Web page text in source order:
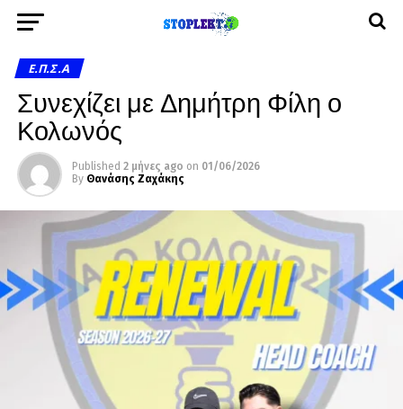
Ε.Π.Σ.Α
Συνεχίζει με Δημήτρη Φίλη ο
Κολωνός
Published 2 μήνες ago on 01/06/2026
By Θανάσης Ζαχάκης